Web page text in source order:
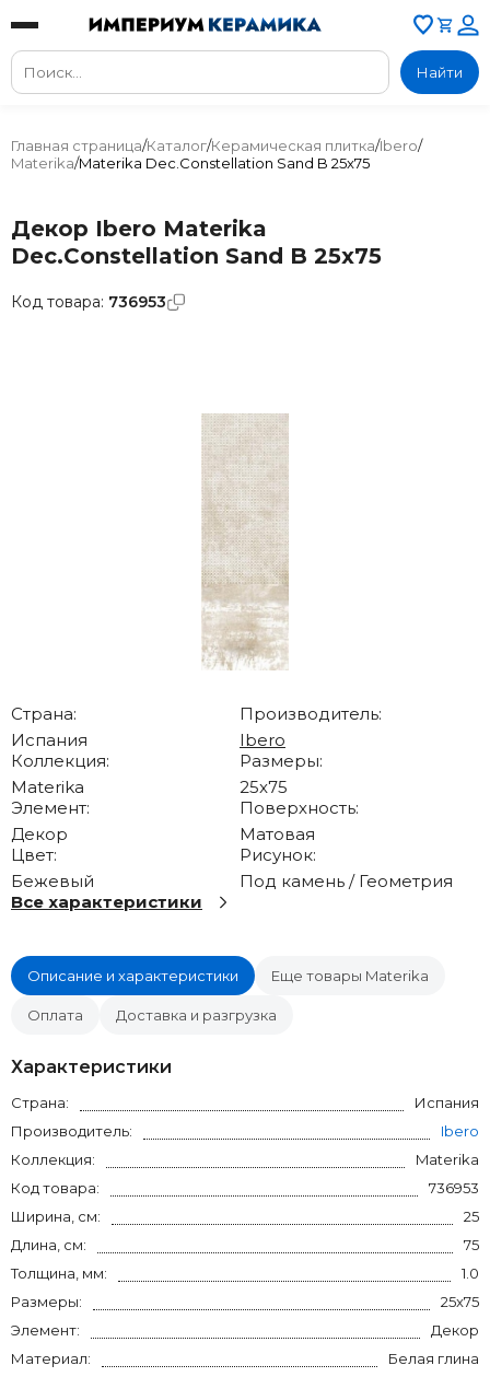
Найти
Главная страница/Каталог/Керамическая плитка/Ibero/
Materika/Materika Dec.Constellation Sand B 25x75
Декор Ibero Materika
Dec.Constellation Sand B 25x75
Страна:
Испания
Производитель:
Ibero
Коллекция:
Materika
Размеры:
25x75
Элемент:
Декор
Поверхность:
Матовая
Цвет:
Бежевый
Рисунок:
Под камень / Геометрия
Все характеристики
Описание и характеристики Еще товары Materika
Оплата Доставка и разгрузка
Характеристики
Страна:
Испания
Производитель:
Ibero
Коллекция:
Materika
Код товара:
736953
Ширина, см:
25
Длина, см:
75
Толщина, мм:
1.0
Размеры:
25x75
Элемент:
Декор
Материал:
Белая глина
Код товара: 736953